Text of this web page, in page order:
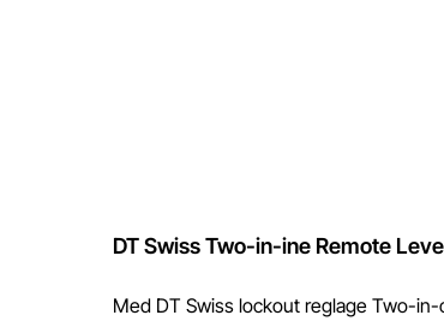
DT Swiss Two-in-ine Remote
Med DT Swiss lockout reglage Two-